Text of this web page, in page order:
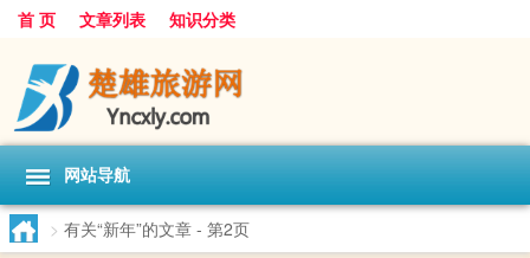
首 页 文章列表 知识分类
网站导航
> 有关“新年”的文章 - 第2页